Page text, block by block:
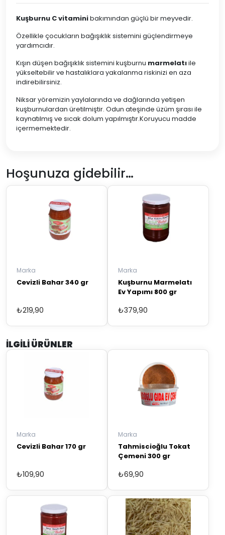
Kuşburnu C vitaminibakımından güçlü bir meyvedir.
Özellikle çocukların bağışıklık sistemini güçlendirmeye
yardımcıdır.
Kışın düşen bağışıklık sistemini kuşburnu marmelatıile
yükseltebilir ve hastalıklara yakalanma riskinizi en aza
indirebilirsiniz.
Niksar yöremizin yaylalarında ve dağlarında yetişen
kuşburnulardan üretilmiştir. Odun ateşinde üzüm şırası ile
kaynatılmış ve sıcak dolum yapılmıştır.Koruyucu madde
içermemektedir.
Hoşunuza gidebilir…
Marka
Cevizli Bahar 340 gr
₺219,90
Marka
Kuşburnu Marmelatı
Ev Yapımı 800 gr
₺379,90
İLGILI ÜRÜNLER
Marka
Cevizli Bahar 170 gr
₺109,90
Marka
Tahmiscioğlu Tokat
Çemeni 300 gr
₺69,90